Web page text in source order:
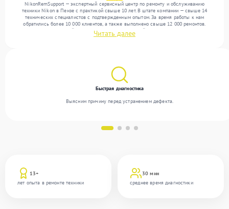
NikonRemSupport — экспертный сервисный центр по ремонту и обслуживанию
техники Nikon в Пензе с практикой свыше 10 лет. В штате компании — свыше 14
технических специалистов с подтвержденным опытом. За время работы к нам
обратились более 10 000 клиентов, а также выполнено свыше 12 000 ремонтов.
Ежемесячно в сервисный центр поступает от 300 устройств, включая , , . Мы работаем
с широким спектром неисправностей и предлагаем стабильный уровень сервиса
Читать далее
13+
лет опыта в ремонте техники
30 мин
среднее время диагностики
Быстрая диагностика
Выясним причину перед устранением дефекта.